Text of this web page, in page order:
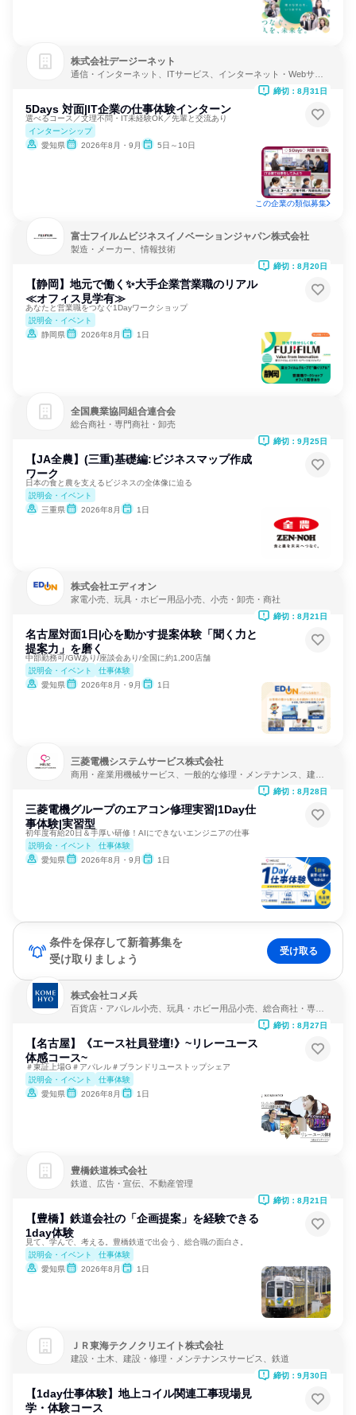
株式会社デージーネット
通信・インターネット、ITサービス、インターネット・Webサー
5Days 対面|IT企業の仕事体験インターン
選べるコース／文理不問・IT未経験OK／先輩と交流あり
インターンシップ
愛知県
2026年8月・9月 5日～10日
締切：8月31日
この企業の類似募集
富士フイルムビジネスイノベーションジャパン株式会社
製造・メーカー、情報技術
【静岡】地元で働く✨大手企業営業職のリアル
≪オフィス見学有≫
あなたと営業職をつなぐ1Dayワークショップ
説明会・イベント
静岡県
2026年8月 1日
締切：8月20日
全国農業協同組合連合会
総合商社・専門商社・卸売
【JA全農】(三重)基礎編:ビジネスマップ作成
ワーク
日本の食と農を支えるビジネスの全体像に迫る
説明会・イベント
三重県
2026年8月 1日
締切：9月25日
株式会社エディオン
家電小売、玩具・ホビー用品小売、小売・卸売・商社
名古屋対面1日|心を動かす提案体験「聞く力と
提案力」を磨く
中部勤務可/GWあり/座談会あり/全国に約1,200店舗
説明会・イベント
仕事体験
愛知県
2026年8月・9月 1日
締切：8月21日
三菱電機システムサービス株式会社
商用・産業用機械サービス、一般的な修理・メンテナンス、建
三菱電機グループのエアコン修理実習|1Day仕
事体験|実習型
初年度有給20日＆手厚い研修！AIにできないエンジニアの仕事
説明会・イベント
仕事体験
愛知県
2026年8月・9月 1日
締切：8月28日
条件を保存して新着募集を
受け取りましょう
受け取る
株式会社コメ兵
百貨店・アパレル小売、玩具・ホビー用品小売、総合商社・専門
【名古屋】《エース社員登壇!》~リレーユース
体感コース~
＃東証上場G＃アパレル＃ブランドリユーストップシェア
説明会・イベント
仕事体験
愛知県
2026年8月 1日
締切：8月27日
豊橋鉄道株式会社
鉄道、広告・宣伝、不動産管理
【豊橋】鉄道会社の「企画提案」を経験できる
1day体験
見て、学んで、考える。豊橋鉄道で出会う、総合職の面白さ。
説明会・イベント
仕事体験
愛知県
2026年8月 1日
締切：8月21日
ＪＲ東海テクノクリエイト株式会社
建設・土木、建設・修理・メンテナンスサービス、鉄道
【1day仕事体験】地上コイル関連工事現場見
学・体験コース
締切：9月30日